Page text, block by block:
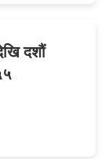
दशौं